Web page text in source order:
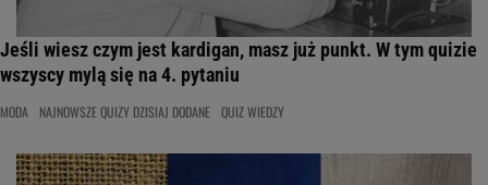
Jeśli wiesz czym jest kardigan, masz już punkt. W tym quizie
wszyscy mylą się na 4. pytaniu
MODA NAJNOWSZE QUIZY DZISIAJ DODANE QUIZ WIEDZY